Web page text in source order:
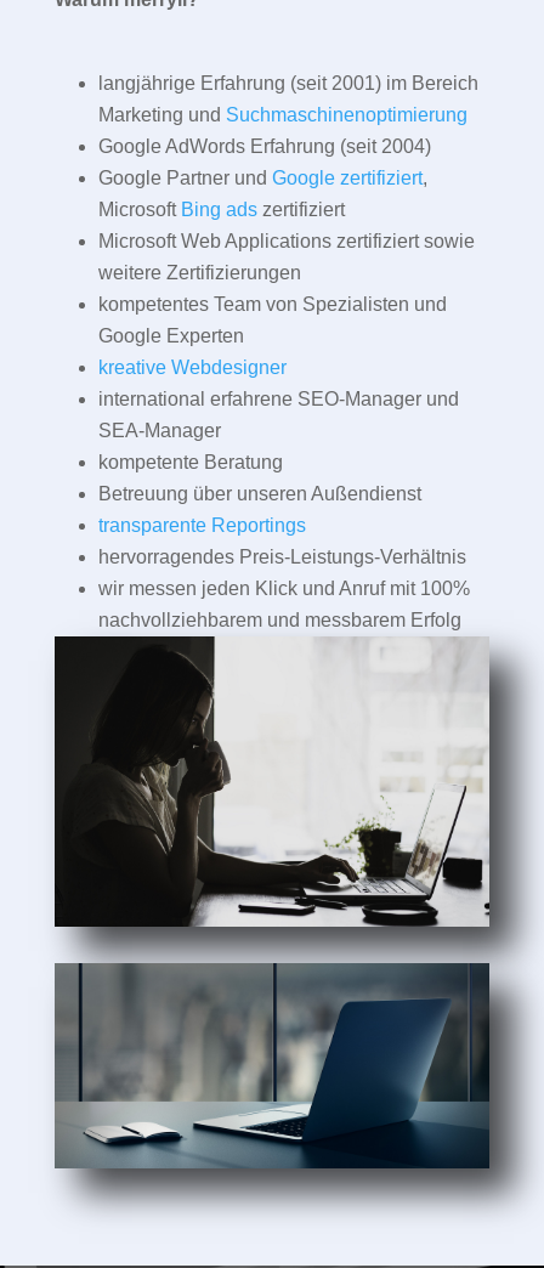
langjährige Erfahrung (seit 2001) im Bereich
Marketing und Suchmaschinenoptimierung
Google AdWords Erfahrung (seit 2004)
Google Partner und Google zertifiziert,
Microsoft Bing adszertifiziert
Microsoft Web Applications zertifiziert sowie
weitere Zertifizierungen
kompetentes Team von Spezialisten und
Google Experten
kreative Webdesigner
international erfahrene SEO-Manager und
SEA-Manager
kompetente Beratung
Betreuung über unseren Außendienst
transparente Reportings
hervorragendes Preis-Leistungs-Verhältnis
wir messen jeden Klick und Anruf mit 100%
nachvollziehbarem und messbarem Erfolg